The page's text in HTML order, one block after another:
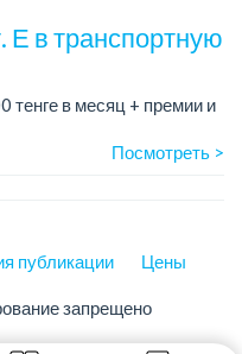
в транспортную
тенге в месяц + премии и
и премии за
условия, современный
Посмотреть >
публикации Цены
запрещено